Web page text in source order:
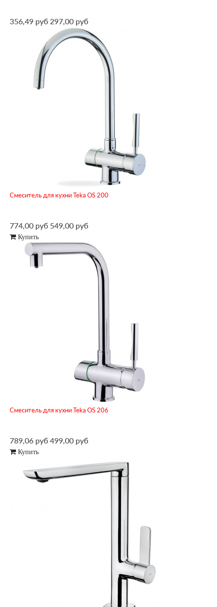
356,49 руб 297,00 руб
Смеситель для кухни Teka OS 200
774,00 руб 549,00 руб
Купить
Смеситель для кухни Teka OS 206
789,06 руб 499,00 руб
Купить